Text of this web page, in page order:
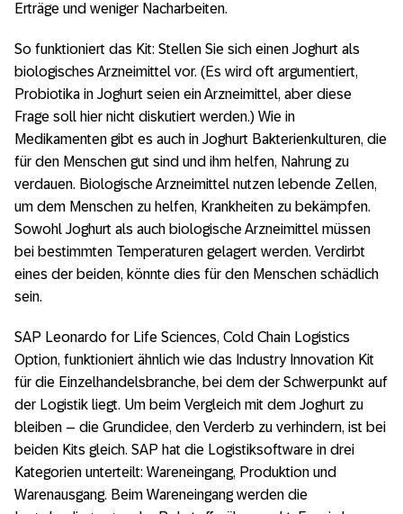
Erträge und weniger Nacharbeiten.
So funktioniert das Kit: Stellen Sie sich einen Joghurt als
biologisches Arzneimittel vor. (Es wird oft argumentiert,
Probiotika in Joghurt seien ein Arzneimittel, aber diese
Frage soll hier nicht diskutiert werden.) Wie in
Medikamenten gibt es auch in Joghurt Bakterienkulturen, die
für den Menschen gut sind und ihm helfen, Nahrung zu
verdauen. Biologische Arzneimittel nutzen lebende Zellen,
um dem Menschen zu helfen, Krankheiten zu bekämpfen.
Sowohl Joghurt als auch biologische Arzneimittel müssen
bei bestimmten Temperaturen gelagert werden. Verdirbt
eines der beiden, könnte dies für den Menschen schädlich
sein.
SAP Leonardo for Life Sciences, Cold Chain Logistics
Option, funktioniert ähnlich wie das Industry Innovation Kit
für die Einzelhandelsbranche, bei dem der Schwerpunkt auf
der Logistik liegt. Um beim Vergleich mit dem Joghurt zu
bleiben – die Grundidee, den Verderb zu verhindern, ist bei
beiden Kits gleich. SAP hat die Logistiksoftware in drei
Kategorien unterteilt: Wareneingang, Produktion und
Warenausgang. Beim Wareneingang werden die